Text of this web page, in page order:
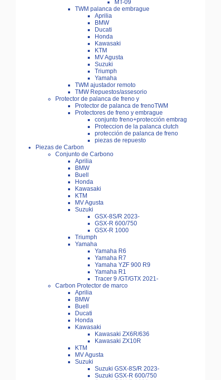
MT-09
TWM palanca de embrague
Aprilia
BMW
Ducati
Honda
Kawasaki
KTM
MV Agusta
Suzuki
Triumph
Yamaha
TWM ajustador remoto
TMW Repuestos/assesorio
Protector de palanca de freno y
Protector de palanca de frenoTWM
Protectores de freno y embrague
conjunto freno+protección embrag
Proteccion de la palanca clutch
protección de palanca de freno
piezas de repuesto
Piezas de Carbon
Conjunto de Carbono
Aprilia
BMW
Buell
Honda
Kawasaki
KTM
MV Agusta
Suzuki
GSX-8S/R 2023-
GSX-R 600/750
GSX-R 1000
Triumph
Yamaha
Yamaha R6
Yamaha R7
Yamaha YZF 900 R9
Yamaha R1
Tracer 9 /GT/GTX 2021-
Carbon Protector de marco
Aprilia
BMW
Buell
Ducati
Honda
Kawasaki
Kawasaki ZX6R/636
Kawasaki ZX10R
KTM
MV Agusta
Suzuki
Suzuki GSX-8S/R 2023-
Suzuki GSX-R 600/750